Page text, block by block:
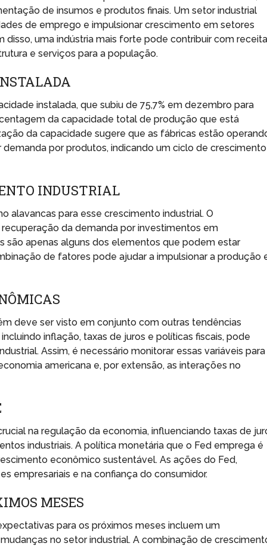
de insumos e produtos finais. Um setor industrial
de emprego e impulsionar crescimento em setores
uma indústria mais forte pode contribuir com
e serviços para a população.
instalada, que subiu de 75,7% em dezembro para
da capacidade total de produção que está
da capacidade sugere que as fábricas estão
por produtos, indicando um ciclo de crescimento
INDUSTRIAL
alavancas para esse crescimento industrial. O
da demanda por investimentos em
são apenas alguns dos elementos que podem estar
de fatores pode ajudar a impulsionar a produção
deve ser visto em conjunto com outras tendências
inflação, taxas de juros e políticas fiscais, pode
Assim, é necessário monitorar essas variáveis para
americana e, por extensão, as interações no
na regulação da economia, influenciando taxas de
industriais. A política monetária que o Fed emprega é
econômico sustentável. As ações do Fed,
empresariais e na confiança do consumidor.
MESES
para os próximos meses incluem um
no setor industrial. A combinação de